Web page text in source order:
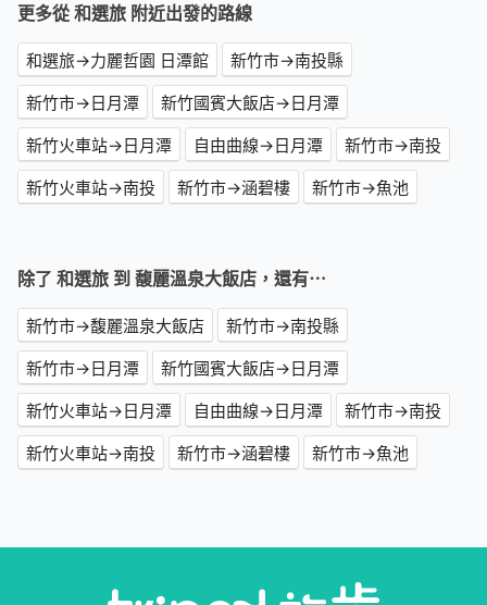
更多從 和選旅 附近出發的路線
和選旅→力麗哲園 日潭館
新竹市→南投縣
新竹市→日月潭
新竹國賓大飯店→日月潭
新竹火車站→日月潭
自由曲線→日月潭
新竹市→南投
新竹火車站→南投
新竹市→涵碧樓 新竹市→魚池
除了 和選旅 到 馥麗溫泉大飯店，還有⋯
新竹市→馥麗溫泉大飯店
新竹市→南投縣
新竹市→日月潭
新竹國賓大飯店→日月潭
新竹火車站→日月潭
自由曲線→日月潭
新竹市→南投
新竹火車站→南投
新竹市→涵碧樓 新竹市→魚池